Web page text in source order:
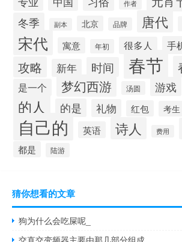
作者
冬季 副本 北京 品牌 唐代
宋代 寓意 年初 很多人 手
攻略 新年 时间 春节
是一个 梦幻西游 汤圆 游戏
的人 的是 礼物 红包 考生
自己的 英语 诗人 费用
都是 陆游
猜你想看的文章
狗为什么会吃屎呢_